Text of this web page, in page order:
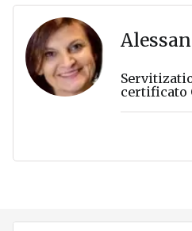
certificato